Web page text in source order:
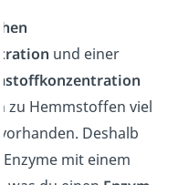
und einer
zu Hemmstoffen viel
Deshalb
Enzyme mit einem